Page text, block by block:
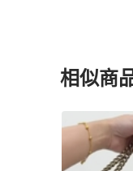
相似商
更多相似